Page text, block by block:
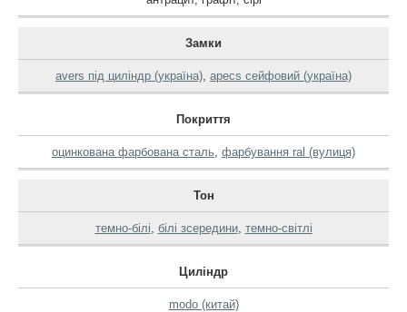
Замки
avers під циліндр (україна) apecs сейфовий (україна)
Покриття
оцинкована фарбована сталь фарбування ral (вулиця)
Тон
темно-білі білі зсередини, темно-світлі
Циліндр
modo (китай)